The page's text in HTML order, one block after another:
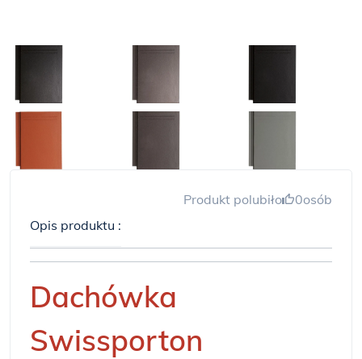
Produkt polubiło 0osób
Opis produktu :
Dachówka
Swissporton